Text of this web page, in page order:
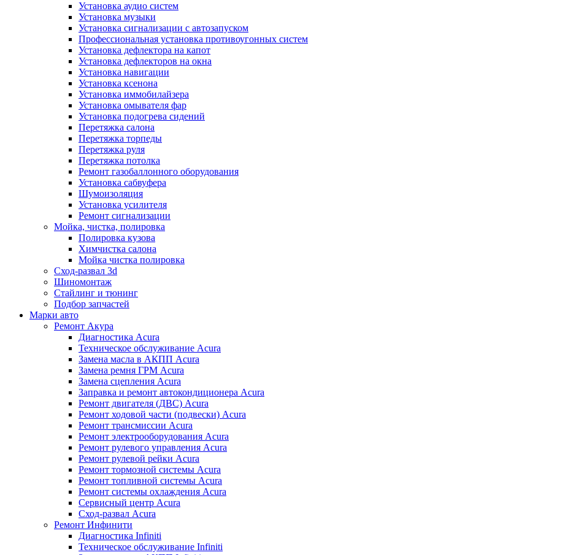
Установка аудио систем
Установка музыки
Установка сигнализации с автозапуском
Профессиональная установка противоугонных систем
Установка дефлектора на капот
Установка дефлекторов на окна
Установка навигации
Установка ксенона
Установка иммобилайзера
Установка омывателя фар
Установка подогрева сидений
Перетяжка салона
Перетяжка торпеды
Перетяжка руля
Перетяжка потолка
Ремонт газобаллонного оборудования
Установка сабвуфера
Шумоизоляция
Установка усилителя
Ремонт сигнализации
Мойка, чистка, полировка
Полировка кузова
Химчистка салона
Мойка чистка полировка
Сход-развал 3d
Шиномонтаж
Стайлинг и тюнинг
Подбор запчастей
Марки авто
Ремонт Акура
Диагностика Acura
Техническое обслуживание Acura
Замена масла в АКПП Acura
Замена ремня ГРМ Acura
Замена сцепления Acura
Заправка и ремонт автокондиционера Acura
Ремонт двигателя (ДВС) Acura
Ремонт ходовой части (подвески) Acura
Ремонт трансмиссии Acura
Ремонт электрооборудования Acura
Ремонт рулевого управления Acura
Ремонт рулевой рейки Acura
Ремонт тормозной системы Acura
Ремонт топливной системы Acura
Ремонт системы охлаждения Acura
Сервисный центр Acura
Сход-развал Acura
Ремонт Инфинити
Диагностика Infiniti
Техническое обслуживание Infiniti